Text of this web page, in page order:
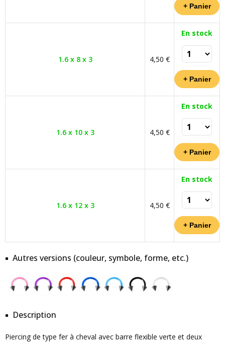
1.6 x 8 x 3 4,50 €
En stock
1.6 x 10 x 3 4,50 €
En stock
1.6 x 12 x 3 4,50 €
En stock
Autres versions (couleur, symbole, forme, etc.)
Description
Piercing de type fer à cheval avec barre flexible verte et deux